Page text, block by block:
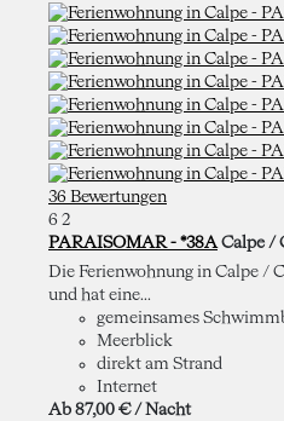
36 Bewertungen
6 2
PARAISOMAR - *38A Calpe /
Die Ferienwohnung in Calpe /
und hat eine...
gemeinsames
Meerblick
direkt am Strand
Internet
Ab 87,00 € / Nacht